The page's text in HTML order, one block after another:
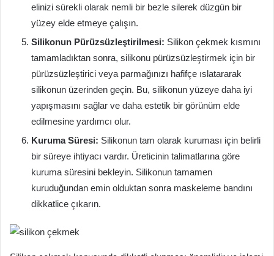
elinizi sürekli olarak nemli bir bezle silerek düzgün bir
yüzey elde etmeye çalışın.
Silikonun Pürüzsüzleştirilmesi: Silikon çekmek kısmını
tamamladıktan sonra, silikonu pürüzsüzleştirmek için bir
pürüzsüzleştirici veya parmağınızı hafifçe ıslatararak
silikonun üzerinden geçin. Bu, silikonun yüzeye daha iyi
yapışmasını sağlar ve daha estetik bir görünüm elde
edilmesine yardımcı olur.
Kuruma Süresi: Silikonun tam olarak kuruması için belirli
bir süreye ihtiyacı vardır. Üreticinin talimatlarına göre
kuruma süresini bekleyin. Silikonun tamamen
kuruduğundan emin olduktan sonra maskeleme bandını
dikkatlice çıkarın.